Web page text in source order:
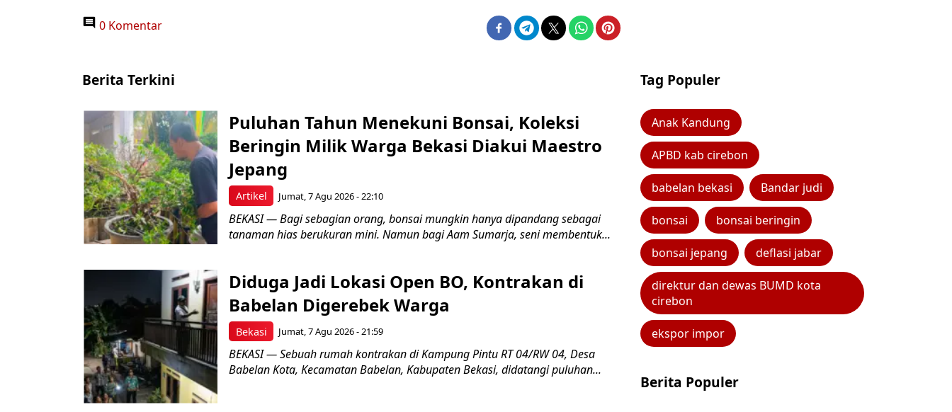
0 Komentar
Berita Terkini
Artikel
Puluhan Tahun Menekuni Bonsai, Koleksi
Beringin Milik Warga Bekasi Diakui Maestro
Jepang
Jumat, 7 Agu 2026 - 22:10
BEKASI — Bagi sebagian orang, bonsai mungkin hanya dipandang sebagai
tanaman hias berukuran mini. Namun bagi Aam Sumarja, seni membentuk...
Bekasi
Diduga Jadi Lokasi Open BO, Kontrakan di
Babelan Digerebek Warga
Jumat, 7 Agu 2026 - 21:59
BEKASI — Sebuah rumah kontrakan di Kampung Pintu RT 04/RW 04, Desa
Babelan Kota, Kecamatan Babelan, Kabupaten Bekasi, didatangi puluhan...
Tag Populer
Anak Kandung
APBD kab cirebon
babelan bekasi Bandar judi
bonsai bonsai beringin
bonsai jepang deflasi jabar
direktur dan dewas BUMD kota
cirebon
ekspor impor
Berita Populer